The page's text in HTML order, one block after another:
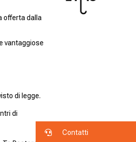
offerta dalla
vantaggiose
di legge.
di
Contatti